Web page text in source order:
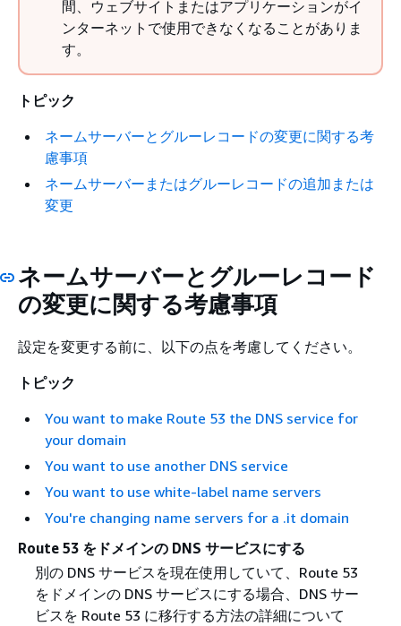
間、ウェブサイトまたはアプリケーションがイ
ンターネットで使用できなくなることがありま
す。
トピック
ネームサーバーとグルーレコードの変更に関する考
慮事項
ネームサーバーまたはグルーレコードの追加または
変更
ネームサーバーとグルーレコード
の変更に関する考慮事項
設定を変更する前に、以下の点を考慮してください。
トピック
You want to make Route 53 the DNS service for
your domain
You want to use another DNS service
You want to use white-label name servers
You're changing name servers for a .it domain
Route 53 をドメインの DNS サービスにする
別の DNS サービスを現在使用していて、Route 53
をドメインの DNS サービスにする場合、DNS サー
ビスを Route 53 に移行する方法の詳細について